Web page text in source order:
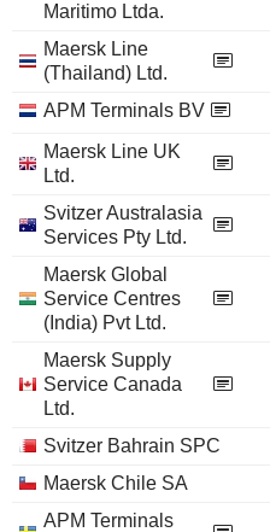
Maritimo Ltda.
Maersk Line
(Thailand) Ltd.
APM Terminals BV
Maersk Line UK
Ltd.
Svitzer Australasia
Services Pty Ltd.
Maersk Global
Service Centres
(India) Pvt Ltd.
Maersk Supply
Service Canada
Ltd.
Svitzer Bahrain SPC
Maersk Chile SA
APM Terminals